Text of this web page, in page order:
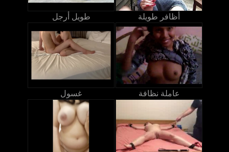
طويل أرجل أظافر طويلة
غسول عاملة نظافة